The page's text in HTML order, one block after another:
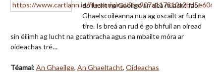
do lucht na Gaeilge an dea nuacht faoi
Ghaelscoileanna nua ag oscailt ar fud na
tíre. Is breá an rud é go bhfuil an oiread
sin éilimh ag lucht na gcathracha agus na mbailte móra ar
oideachas tré…
Téamaí:An Ghaeilge, An Ghaeltacht, Oideachas